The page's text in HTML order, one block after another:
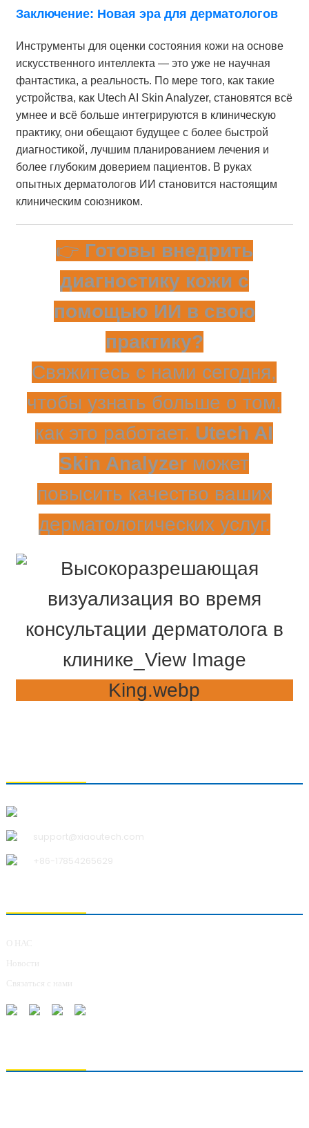
Заключение: Новая эра для дерматологов
Инструменты для оценки состояния кожи на основе
искусственного интеллекта — это уже не научная
фантастика, а реальность. По мере того, как такие
устройства, как Utech AI Skin Analyzer, становятся всё
умнее и всё больше интегрируются в клиническую
практику, они обещают будущее с более быстрой
диагностикой, лучшим планированием лечения и
более глубоким доверием пациентов. В руках
опытных дерматологов ИИ становится настоящим
клиническим союзником.
👉 Готовы внедрить
диагностику кожи с
помощью ИИ в свою
практику?
Свяжитесь с нами сегодня,
чтобы узнать больше о том,
как это работает. Utech AI
Skin Analyzer может
повысить качество ваших
дерматологических услуг.
support@xiaoutech.com
+86-17854265629
О НАС
Новости
Связаться с нами